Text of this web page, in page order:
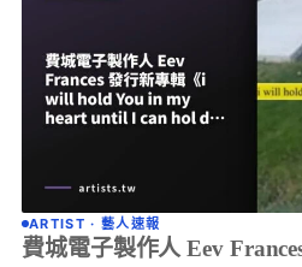
ARTIST · 藝人速報
費城電子製作人 Eev